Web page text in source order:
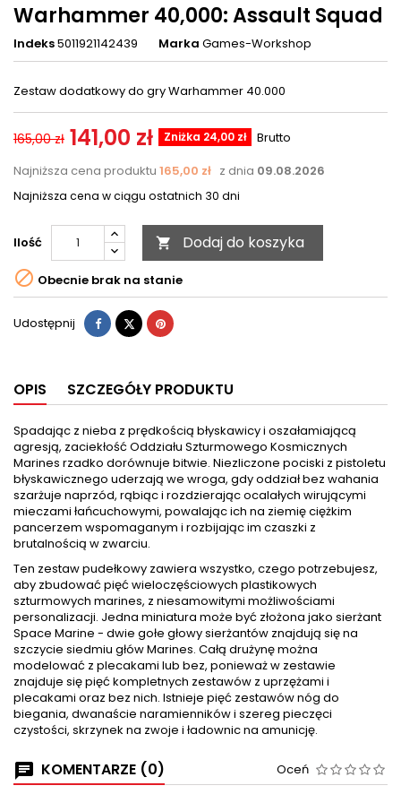
Warhammer 40,000: Assault Squad
Indeks5011921142439 Marka Games-Workshop
Zestaw dodatkowy do gry Warhammer 40.000
165,00 zł 141,00 zł Zniżka 24,00 zł
Brutto
Najniższa cena produktu 165,00 zł z dnia 09.08.2026
Najniższa cena w ciągu ostatnich 30 dni
Ilość  Dodaj do koszyka
 Obecnie brak na stanie
Udostępnij Udostępnij
TweetujPinterest
OPIS SZCZEGÓŁY PRODUKTU
Spadając z nieba z prędkością błyskawicy i oszałamiającą
agresją, zaciekłość Oddziału Szturmowego Kosmicznych
Marines rzadko dorównuje bitwie. Niezliczone pociski z pistoletu
błyskawicznego uderzają we wroga, gdy oddział bez wahania
szarżuje naprzód, rąbiąc i rozdzierając ocalałych wirującymi
mieczami łańcuchowymi, powalając ich na ziemię ciężkim
pancerzem wspomaganym i rozbijając im czaszki z
brutalnością w zwarciu.
Ten zestaw pudełkowy zawiera wszystko, czego potrzebujesz,
aby zbudować pięć wieloczęściowych plastikowych
szturmowych marines, z niesamowitymi możliwościami
personalizacji. Jedna miniatura może być złożona jako sierżant
Space Marine - dwie gołe głowy sierżantów znajdują się na
szczycie siedmiu głów Marines. Całą drużynę można
modelować z plecakami lub bez, ponieważ w zestawie
znajduje się pięć kompletnych zestawów z uprzężami i
plecakami oraz bez nich. Istnieje pięć zestawów nóg do
biegania, dwanaście naramienników i szereg pieczęci
czystości, skrzynek na zwoje i ładownic na amunicję.
KOMENTARZE (0) Oceń